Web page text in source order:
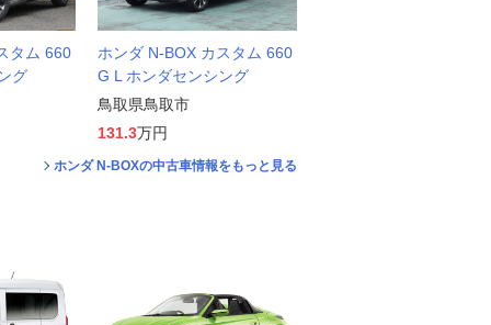
タム 660
グ
ホンダ N-BOX カスタム 660
G L ホンダセンシング
鳥取県鳥取市
131.3万円
ホンダ N-BOXの中古車情報をもっと見る